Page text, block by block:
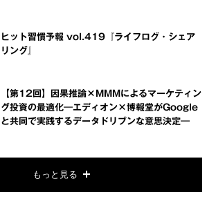
ヒット習慣予報 vol.419『ライフログ・シェア
リング』
【第12回】因果推論×MMMによるマーケティン
グ投資の最適化―エディオン×博報堂がGoogle
と共同で実践するデータドリブンな意思決定―
もっと見る